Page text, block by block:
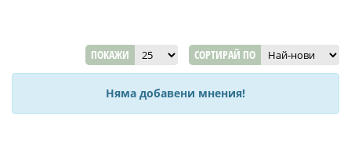
ПОКАЖИ СОРТИРАЙ ПО
Няма добавени мнения!